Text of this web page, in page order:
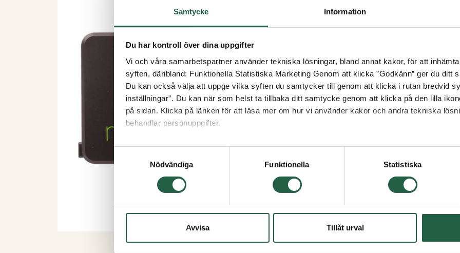
Samtycke Information
Du har kontroll över dina uppgifter
Vi och våra samarbetspartner använder tekniska lösningar, bland annat kakor, för att
syften, däribland: Funktionella Statistiska Marketing Genom att klicka ”Godkänn” ger du ditt
Du kan också välja att uppge vilka syften du samtycker till genom att klicka i rutan bredvid
inställningar”. Du kan när som helst ta tillbaka ditt samtycke genom att klicka på den lilla
på sidan. Klicka på länken för att läsa mer om hur vi använder kakor och andra tekniska
behandlar personuppgifter.
Ta reda på mer om cookies Googles sekretesspolicy
Nödvändiga
Funktionella Statistiska
Avvisa Tillåt urval